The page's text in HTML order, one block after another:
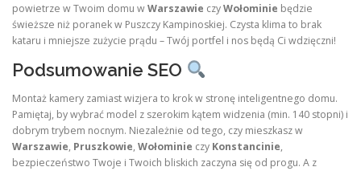
powietrze w Twoim domu wWarszawie czyWołominie będzie
świeższe niż poranek w Puszczy Kampinoskiej. Czysta klima to brak
kataru i mniejsze zużycie prądu – Twój portfel i nos będą Ci wdzięczni!
Podsumowanie SEO
Montaż kamery zamiast wizjera to krok w stronę inteligentnego domu.
Pamiętaj, by wybrać model z szerokim kątem widzenia (min. 140 stopni) i
dobrym trybem nocnym. Niezależnie od tego, czy mieszkasz w
Warszawie, Pruszkowie, Wołominie czy Konstancinie,
bezpieczeństwo Twoje i Twoich bliskich zaczyna się od progu. A z